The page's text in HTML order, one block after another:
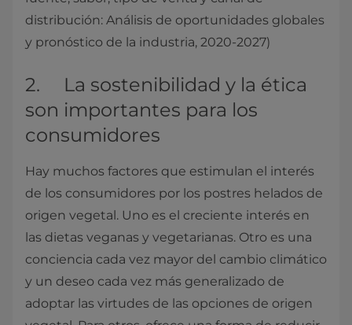
distribución: Análisis de oportunidades globales
y pronóstico de la industria, 2020-2027)
2. La sostenibilidad y la ética
son importantes para los
consumidores
Hay muchos factores que estimulan el interés
de los consumidores por los postres helados de
origen vegetal. Uno es el creciente interés en
las dietas veganas y vegetarianas. Otro es una
conciencia cada vez mayor del cambio climático
y un deseo cada vez más generalizado de
adoptar las virtudes de las opciones de origen